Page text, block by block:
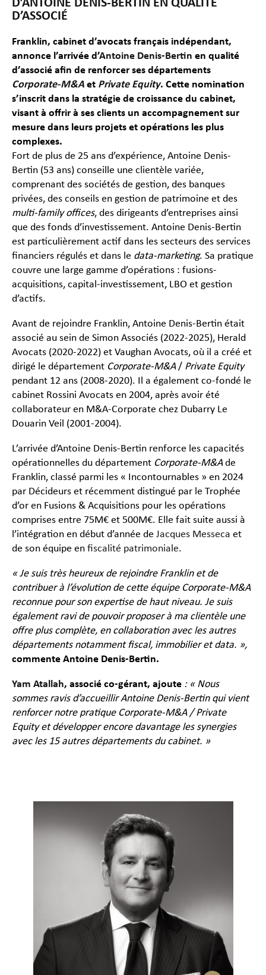
D’ANTOINE DENIS-BERTIN EN QUALITÉ
D’ASSOCIÉ
Franklin, cabinet d’avocats français indépendant,
annonce l’arrivée d’Antoine Denis-Bertin en qualité
d’associé afin de renforcer ses départements
Corporate-M&A et Private Equity. Cette nomination
s’inscrit dans la stratégie de croissance du cabinet,
visant à offrir à ses clients un accompagnement sur
mesure dans leurs projets et opérations les plus
complexes.
Fort de plus de 25 ans d’expérience, Antoine Denis-
Bertin (53 ans) conseille une clientèle variée,
comprenant des sociétés de gestion, des banques
privées, des conseils en gestion de patrimoine et des
multi-family offices, des dirigeants d’entreprises ainsi
que des fonds d’investissement. Antoine Denis-Bertin
est particulièrement actif dans les secteurs des services
financiers régulés et dans le data-marketing. Sa pratique
couvre une large gamme d’opérations : fusions-
acquisitions, capital-investissement, LBO et gestion
d’actifs.
Avant de rejoindre Franklin, Antoine Denis-Bertin était
associé au sein de Simon Associés (2022-2025), Herald
Avocats (2020-2022) et Vaughan Avocats, où il a créé et
dirigé le département Corporate-M&A/ Private Equity
pendant 12 ans (2008-2020). Il a également co-fondé le
cabinet Rossini Avocats en 2004, après avoir été
collaborateur en M&A-Corporate chez Dubarry Le
Douarin Veil (2001-2004).
L’arrivée d’Antoine Denis-Bertin renforce les capacités
opérationnelles du département Corporate-M&Ade
Franklin, classé parmi les « Incontournables » en 2024
par Décideurs et récemment distingué par le Trophée
d’or en Fusions & Acquisitions pour les opérations
comprises entre 75M€ et 500M€. Elle fait suite aussi à
l’intégration en début d’année de Jacques Messeca et
de son équipe en fiscalité patrimoniale.
« Je suis très heureux de rejoindre Franklin et de
contribuer à l’évolution de cette équipe Corporate-M&A
reconnue pour son expertise de haut niveau. Je suis
également ravi de pouvoir proposer à ma clientèle une
offre plus complète, en collaboration avec les autres
départements notamment fiscal, immobilier et data. »,
commente Antoine Denis-Bertin.
Yam Atallah, associé co-gérant, ajoute : « Nous
sommes ravis d’accueillir Antoine Denis-Bertin qui vient
renforcer notre pratique Corporate-M&A / Private
Equity et développer encore davantage les synergies
avec les 15 autres départements du cabinet. »